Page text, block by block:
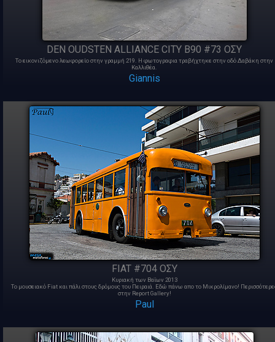
DEN OUDSTEN ALLIANCE CITY B90 #73 ΟΣΥ
Το εικονιζόμενο λεωφορείο στην γραμμή 219. Η φωτογραφια τραβήχτηκε στην οδό Δαβάκη στην
Καλλιθέα.
Giannis
FIAT #704 ΟΣΥ
Κυριακή των Βαΐων 2013
To μουσειακό Fiat και πάλι στους δρόμους του Πειραιά. Εδώ πάνω απο το Μικρολίμανο!
στην Report Gallery!
Paul